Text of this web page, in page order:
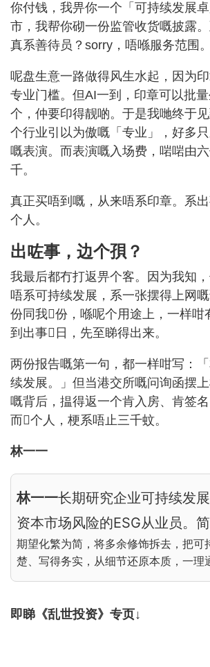
你付钱，我畀你一个「可持续发展
市，我帮你砌一份监管收货嘅披露
真系善待员？sorry，唔喺服务范围。
呢盘生意一路做得风生水起，因为
专业门槛。但AI一到，印章可以批
个，仲要印得靓啲。于是我哋终于
个行业引以为傲嘅「专业」，好多
嘅表演。而表演嘅入场费，啱啱由
千。
真正买唔到嘅，从来唔系印章。系出
个人。
出咗事，边个孭？
我最后都冇打返畀个客。因为我知
唔系可持续发展，系一张摆得上网嘅
份同我𠮶份，喺呢个用途上，一样
到出事𠮶日，先至睇得出来。
两份报告嘅第一句，都一样咁写：
续发展。」但当港交所嘅问询函摆
嘅背后，揾得返一个肯入房、肯签名
而𠮶个人，梗系唔止三千蚊。
林一一
林一一长期研究企业可持续发
资本市场风险的ESG从业员。
期望化繁为简，将多余修饰拆去，把可
楚、写得务实，从细节还原本质，一理
即睇《乱世投资》专页↓